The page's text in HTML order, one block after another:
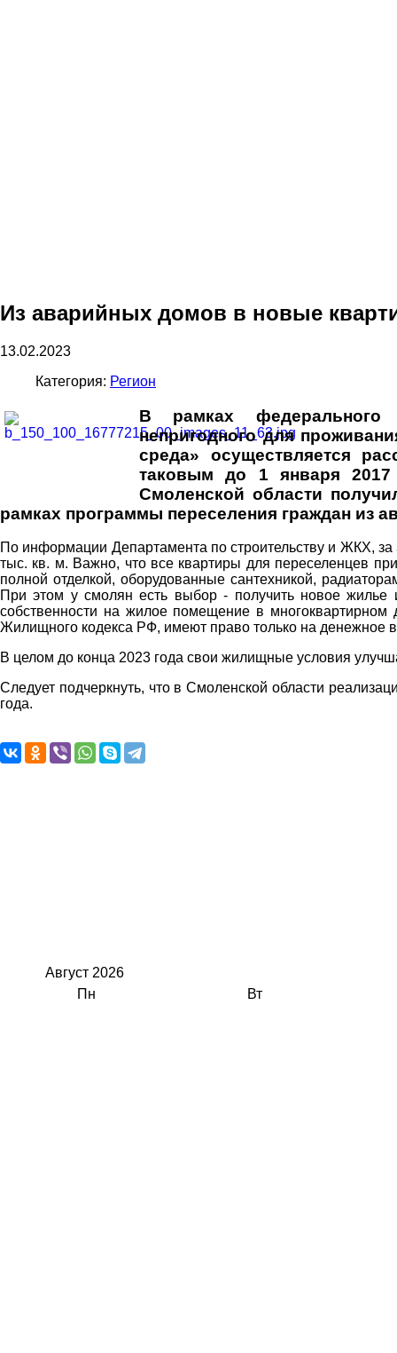
Из аварийных домов в новые
13.02.2023
Категория: Регион
В рамках федерального
непригодного для
среда» осуществляется
таковым до 1 января 2017
Смоленской области
рамках программы переселения граждан из
По информации Департамента по строительству и ЖКХ,
тыс. кв. м. Важно, что все квартиры для переселенцев
полной отделкой, оборудованные сантехникой,
При этом у смолян есть выбор - получить новое
собственности на жилое помещение в
Жилищного кодекса РФ, имеют право только на
В целом до конца 2023 года свои жилищные условия
Следует подчеркнуть, что в Смоленской области
года.
Август 2026
Пн
Вт